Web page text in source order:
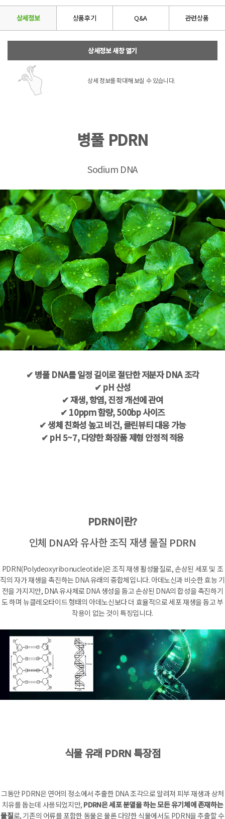
상세정보 상품후기 Q&A 관련상품
상세정보 새창 열기
상세 정보를 확대해 보실 수 있습니다.
병풀 PDRN
Sodium DNA
✔ 병풀 DNA를 일정 길이로 절단한 저분자 DNA 조각
✔ pH 산성
✔ 재생, 항염, 진정 개선에 관여
✔ 10ppm 함량, 500bp 사이즈
✔ 생체 친화성 높고 비건, 클린뷰티 대응 가능
✔ pH 5~7, 다양한 화장품 제형 안정적 적용
PDRN이란?
인체 DNA와 유사한 조직 재생 물질 PDRN
PDRN(Polydeoxyribonucleotide)은 조직 재생 활성물질로, 손상된 세포 및 조
직의 자가 재생을 촉진하는 DNA 유래의 중합체입니다. 아데노신과 비슷한 효능 기
전을 가지지만, DNA 유사체로 DNA 생성을 돕고 손상된 DNA의 합성을 촉진하기
도 하며 뉴클레오타이드 형태의 아데노신보다 더 효율적으로 세포 재생을 돕고 부
작용이 없는 것이 특징입니다.
식물 유래 PDRN 특장점
그동안 PDRN은 연어의 정소에서 추출한 DNA 조각으로 알려져 피부 재생과 상처
치유를 돕는데 사용되었지만, PDRN은 세포 분열을 하는 모든 유기체에 존재하는
물질로, 기존의 어류를 포함한 동물은 물론 다양한 식물에서도 PDRN을 추출할 수